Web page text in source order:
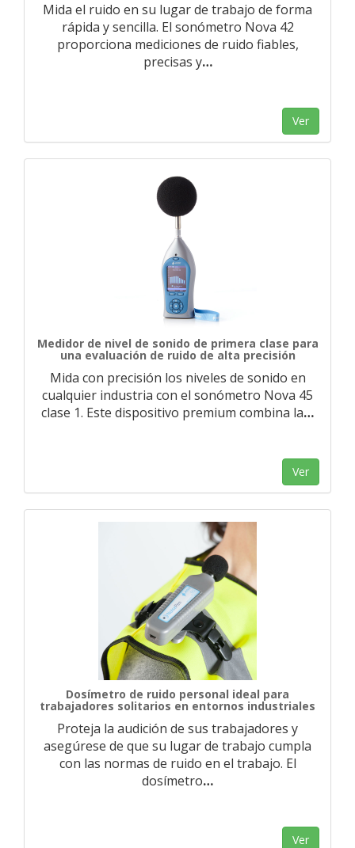
Mida el ruido en su lugar de trabajo de forma
rápida y sencilla. El sonómetro Nova 42
proporciona mediciones de ruido fiables,
precisas y…
Ver
Medidor de nivel de sonido de primera clase para
una evaluación de ruido de alta precisión
Mida con precisión los niveles de sonido en
cualquier industria con el sonómetro Nova 45
clase 1. Este dispositivo premium combina la…
Ver
Dosímetro de ruido personal ideal para
trabajadores solitarios en entornos industriales
Proteja la audición de sus trabajadores y
asegúrese de que su lugar de trabajo cumpla
con las normas de ruido en el trabajo. El
dosímetro…
Ver